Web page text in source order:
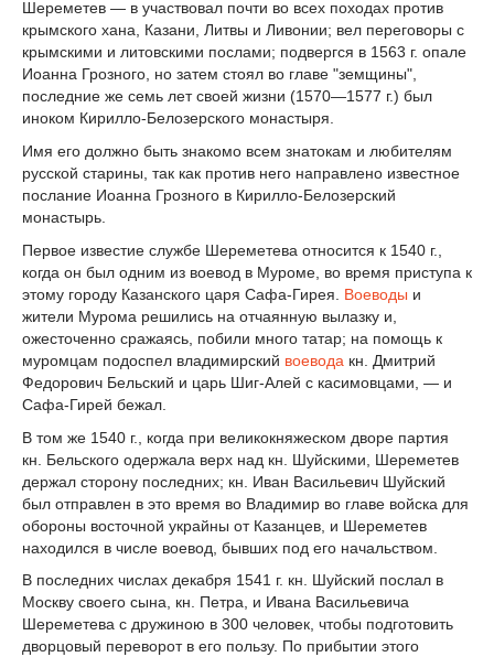
Шереметев — в участвовал почти во всех походах против
крымского хана, Казани, Литвы и Ливонии; вел переговоры с
крымскими и литовскими послами; подвергся в 1563 г. опале
Иоанна Грозного, но затем стоял во главе "земщины",
последние же семь лет своей жизни (1570—1577 г.) был
иноком Кирилло-Белозерского монастыря.
Имя его должно быть знакомо всем знатокам и любителям
русской старины, так как против него направлено известное
послание Иоанна Грозного в Кирилло-Белозерский
монастырь.
Первое известие службе Шереметева относится к 1540 г.,
когда он был одним из воевод в Муроме, во время приступа к
этому городу Казанского царя Сафа-Гирея. Воеводы и
жители Мурома решились на отчаянную вылазку и,
ожесточенно сражаясь, побили много татар; на помощь к
муромцам подоспел владимирский воевода кн. Дмитрий
Федорович Бельский и царь Шиг-Алей с касимовцами, — и
Сафа-Гирей бежал.
В том же 1540 г., когда при великокняжеском дворе партия
кн. Бельского одержала верх над кн. Шуйскими, Шереметев
держал сторону последних; кн. Иван Васильевич Шуйский
был отправлен в это время во Владимир во главе войска для
обороны восточной украйны от Казанцев, и Шереметев
находился в числе воевод, бывших под его начальством.
В последних числах декабря 1541 г. кн. Шуйский послал в
Москву своего сына, кн. Петра, и Ивана Васильевича
Шереметева с дружиною в 300 человек, чтобы подготовить
дворцовый переворот в его пользу. По прибытии этого